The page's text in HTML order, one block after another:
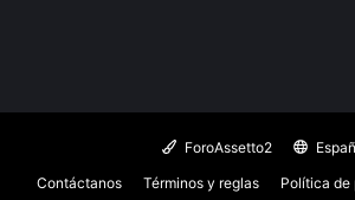
ForoAssetto2
Contáctanos
Términos y reglas Política